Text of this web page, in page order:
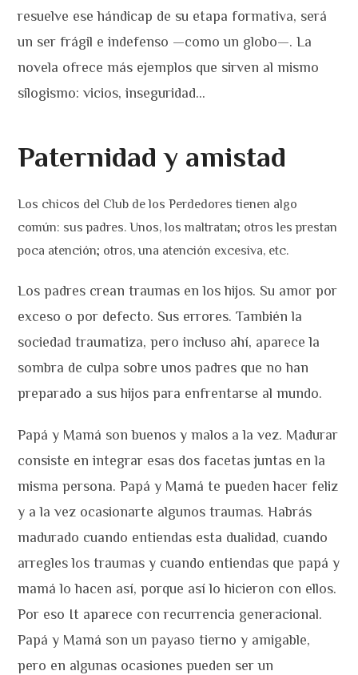
resuelve ese hándicap de su etapa formativa, será
un ser frágil e indefenso —como un globo—. La
novela ofrece más ejemplos que sirven al mismo
silogismo: vicios, inseguridad…
Paternidad y amistad
Los chicos del Club de los Perdedores tienen algo
común: sus padres. Unos, los maltratan; otros les prestan
poca atención; otros, una atención excesiva, etc.
Los padres crean traumas en los hijos. Su amor por
exceso o por defecto. Sus errores. También la
sociedad traumatiza, pero incluso ahí, aparece la
sombra de culpa sobre unos padres que no han
preparado a sus hijos para enfrentarse al mundo.
Papá y Mamá son buenos y malos a la vez. Madurar
consiste en integrar esas dos facetas juntas en la
misma persona. Papá y Mamá te pueden hacer feliz
y a la vez ocasionarte algunos traumas. Habrás
madurado cuando entiendas esta dualidad, cuando
arregles los traumas y cuando entiendas que papá y
mamá lo hacen así, porque así lo hicieron con ellos.
Por eso It aparece con recurrencia generacional.
Papá y Mamá son un payaso tierno y amigable,
pero en algunas ocasiones pueden ser un